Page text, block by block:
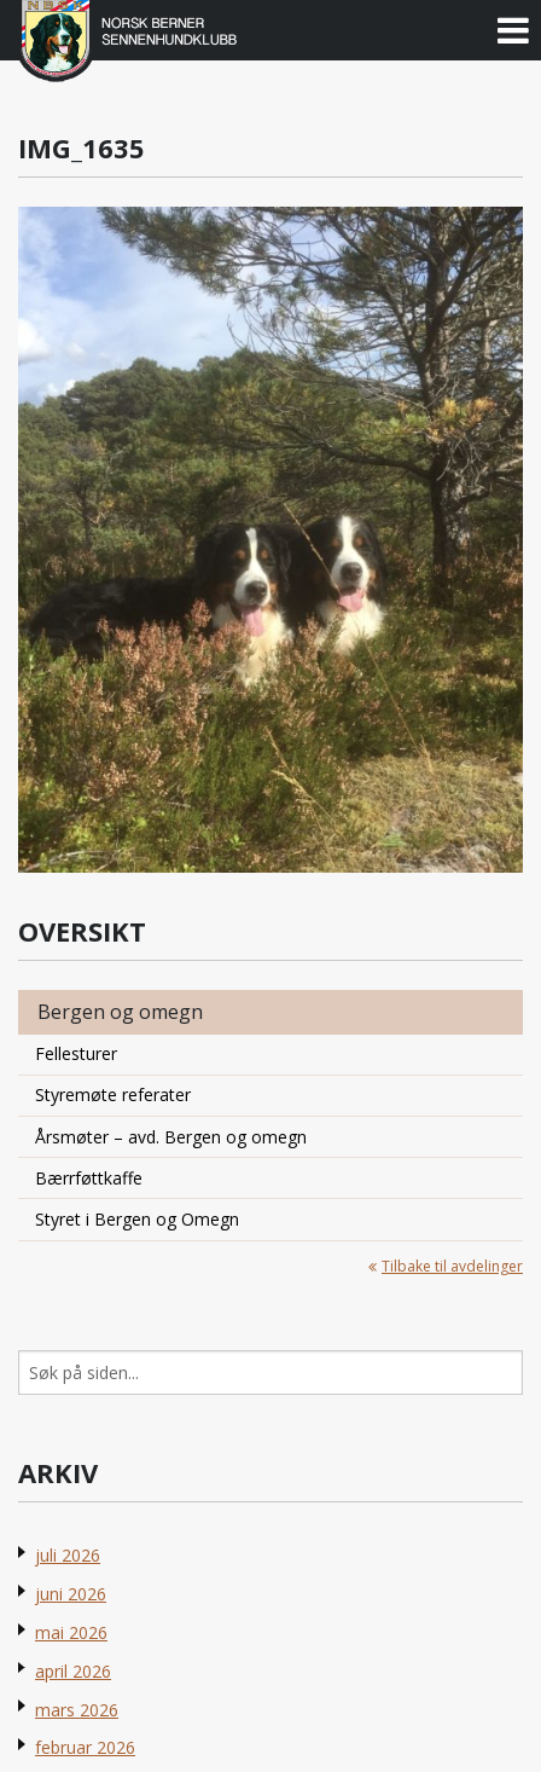
Gå
Norsk
Berner
Sennenhundklubb
IMG_1635
OVERSIKT
Bergen og omegn
Fellesturer
Styremøte referater
Årsmøter – avd. Bergen og omegn
Bærrføttkaffe
Styret i Bergen og Omegn
Tilbake til avdelinger
etter:
ARKIV
juli 2026
juni 2026
mai 2026
april 2026
mars 2026
februar 2026